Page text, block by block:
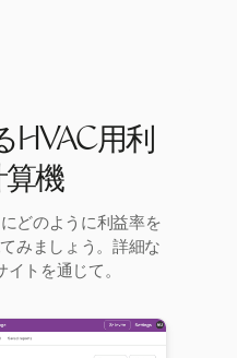
HVAC用利
機
どのように利益率を
みましょう。詳細な
トを通じて。